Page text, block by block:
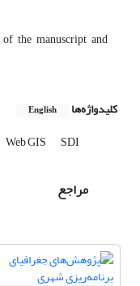
the manuscript and
کلیدواژه‌ها English
Web GIS SDI
مراجع